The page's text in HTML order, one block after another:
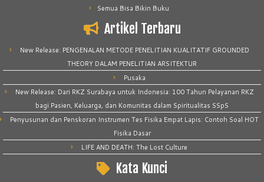
Semua Bisa Bikin Buku
Artikel Terbaru
New Release: PENGENALAN METODE PENELITIAN KUALITATIF GROUNDED
THEORY DALAM PENELITIAN ARSITEKTUR
Pusaka
New Release: Dari RKZ Surabaya untuk Indonesia: 100 Tahun Pelayanan RKZ
bagi Pasien, Keluarga, dan Komunitas dalam Spiritualitas SSpS
Penyusunan dan Penskoran Instrumen Tes Fisika Empat Lapis: Contoh Soal HOT
Fisika Dasar
LIFE AND DEATH: The Lost Culture
Kata Kunci